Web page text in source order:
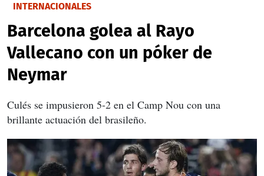
INTERNACIONALES
Barcelona golea al Rayo
Vallecano con un póker de
Neymar
Culés se impusieron 5-2 en el Camp Nou con una
brillante actuación del brasileño.